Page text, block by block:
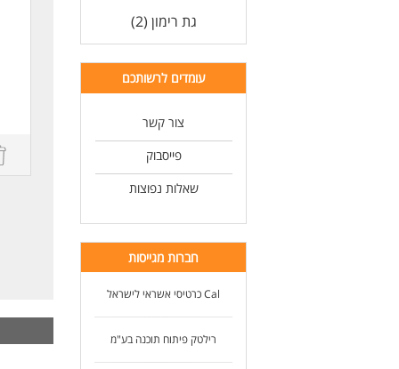
גת רימון (2)
עומדים לרשותכם
צור קשר
פייסבוק
שאלות נפוצות
חברות מגייסות
Cal כרטיסי אשראי לישראל
רילטק פיתוח תוכנה בע"מ